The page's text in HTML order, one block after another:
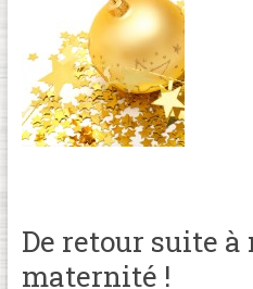
De retour suite à
maternité !